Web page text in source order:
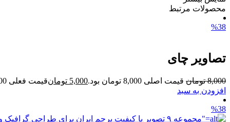
محصولات مرتبط
%38
تصاویر چای
8,000 تومان قیمت اصلی 8,000 تومان بود. 5,000 تومانقیمت فعلی 5,000 تومان است.
افزودن به سبد
%38